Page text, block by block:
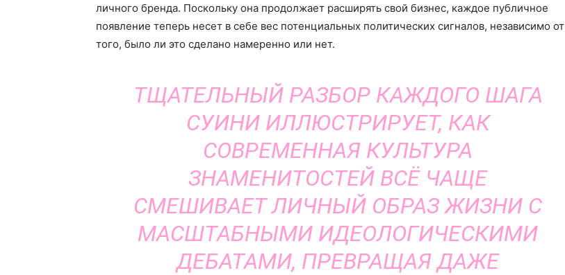
личного бренда. Поскольку она продолжает расширять свой бизнес, каждое публичное
появление теперь несет в себе вес потенциальных политических сигналов, независимо от
того, было ли это сделано намеренно или нет.
ТЩАТЕЛЬНЫЙ РАЗБОР КАЖДОГО ШАГА
СУИНИ ИЛЛЮСТРИРУЕТ, КАК
СОВРЕМЕННАЯ КУЛЬТУРА
ЗНАМЕНИТОСТЕЙ ВСЁ ЧАЩЕ
СМЕШИВАЕТ ЛИЧНЫЙ ОБРАЗ ЖИЗНИ С
МАСШТАБНЫМИ ИДЕОЛОГИЧЕСКИМИ
ДЕБАТАМИ, ПРЕВРАЩАЯ ДАЖЕ